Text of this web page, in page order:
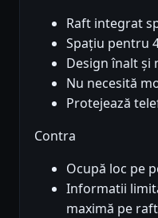
Raft integrat
Spațiu pentru
Design înalt și
Nu necesită
Protejează
Contra
Ocupă loc pe
Informatii
maximă pe raft